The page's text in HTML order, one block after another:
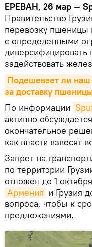
ЕРЕВАН, 26 мар —
Правительство
перевозку пшеницы
с определенными
диверсифицировать
задействовать
Подешевеет ли наш
за доставку
По информации
активно
окончательное
как власти взвесят
Запрет на
по территории
отложен до 1
Армения и Грузия
вопроса, чтобы к
предложениями.